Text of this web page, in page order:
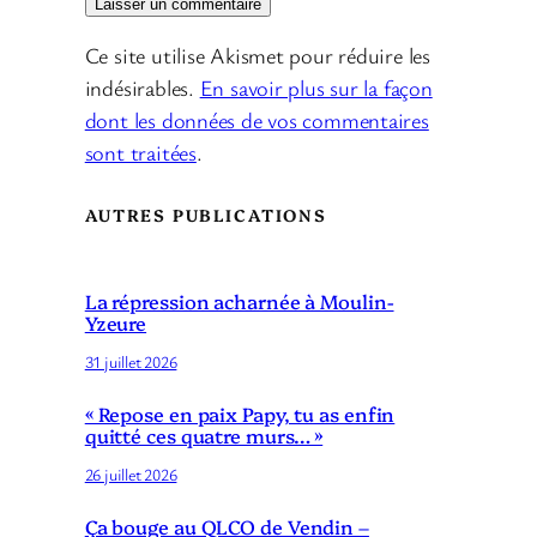
Ce site utilise Akismet pour réduire les
indésirables. En savoir plus sur la façon
dont les données de vos commentaires
sont traitées.
AUTRES PUBLICATIONS
La répression acharnée à Moulin-
Yzeure
31 juillet 2026
« Repose en paix Papy, tu as enfin
quitté ces quatre murs… »
26 juillet 2026
Ça bouge au QLCO de Vendin –